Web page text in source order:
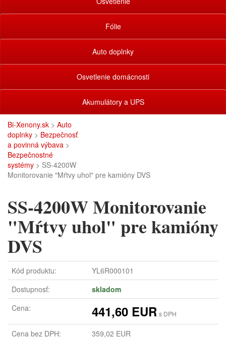
Fólie
Auto doplnky
Osvetlenie domácnosti
Akumulátory a UPS
Bi-Xenony.sk > Auto
doplnky > Bezpečnosť
a povinná výbava >
Bezpečnostné
systémy > SS-4200W
Monitorovanie "Mŕtvy uhol" pre kamióny DVS
SS-4200W Monitorovanie
"Mŕtvy uhol" pre kamióny
DVS
Kód produktu:
YL6R000101
Dostupnosť:
skladom
Cena:
441,60 EUR s DPH
Cena bez DPH: 359,02 EUR